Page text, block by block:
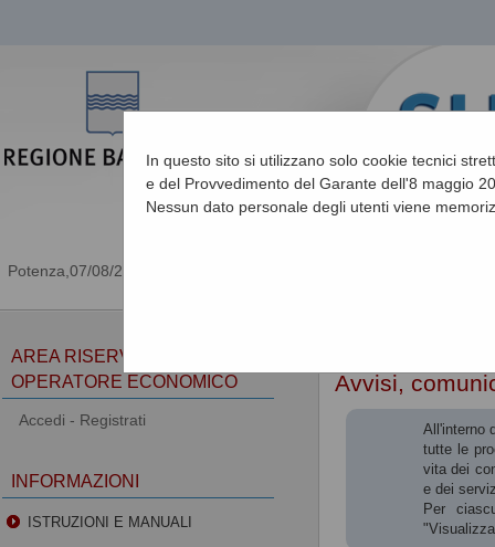
07/08/2026 11:17
In questo sito si utilizzano solo cookie tecnici
e del Provvedimento del Garante dell'8 maggio
Nessun dato personale degli utenti viene
Avvisi,
All'interno
tutte le
vita dei
e dei
Per
AREA RISERVATA
OPERATORE ECONOMICO
Accedi - Registrati
INFORMAZIONI
ISTRUZIONI E MANUALI